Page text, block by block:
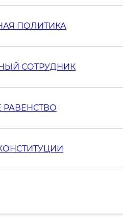
ПОЛИТИКА
СОТРУДНИК
РАВЕНСТВО